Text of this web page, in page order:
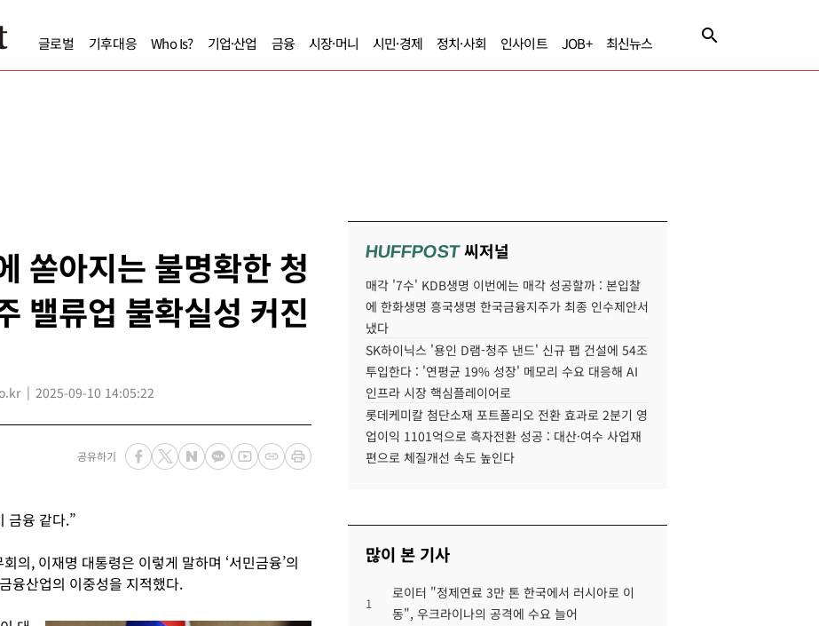
글로벌 기후대응 Who Is? 기업·산업 금융 시장·머니 시민·경제 정치·사회 인사이트 JOB+ 최신뉴스
쏟아지는 불명확한 청
밸류업 불확실성 커진
2025-09-10 14:05:22
공유하기
금융 같다.”
의, 이재명 대통령은 이렇게 말하며 ‘서민금융’의
융산업의 이중성을 지적했다.
HUFFPOST씨저널
매각 '7수' KDB생명 이번에는 매각 성공할까 : 본입찰
에 한화생명 흥국생명 한국금융지주가 최종 인수제안서
냈다
SK하이닉스 '용인 D램-청주 낸드' 신규 팹 건설에 54조
투입한다 : '연평균 19% 성장' 메모리 수요 대응해 AI
인프라 시장 핵심플레이어로
롯데케미칼 첨단소재 포트폴리오 전환 효과로 2분기 영
업이익 1101억으로 흑자전환 성공 : 대산·여수 사업재
편으로 체질개선 속도 높인다
많이 본 기사
1
로이터 "정제연료 3만 톤 한국에서 러시아로 이
동", 우크라이나의 공격에 수요 늘어